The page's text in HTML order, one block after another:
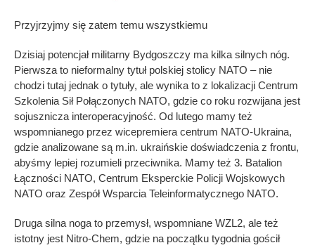
Przyjrzyjmy się zatem temu wszystkiemu
Dzisiaj potencjał militarny Bydgoszczy ma kilka silnych nóg.
Pierwsza to nieformalny tytuł polskiej stolicy NATO – nie
chodzi tutaj jednak o tytuły, ale wynika to z lokalizacji Centrum
Szkolenia Sił Połączonych NATO, gdzie co roku rozwijana jest
sojusznicza interoperacyjność. Od lutego mamy też
wspomnianego przez wicepremiera centrum NATO-Ukraina,
gdzie analizowane są m.in. ukraińskie doświadczenia z frontu,
abyśmy lepiej rozumieli przeciwnika. Mamy też 3. Batalion
Łączności NATO, Centrum Eksperckie Policji Wojskowych
NATO oraz Zespół Wsparcia Teleinformatycznego NATO.
Druga silna noga to przemysł, wspomniane WZL2, ale też
istotny jest Nitro-Chem, gdzie na początku tygodnia gościł